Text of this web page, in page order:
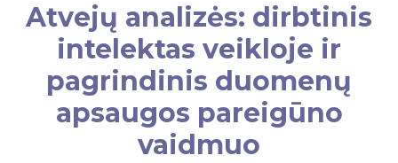
Atvejų analizės: dirbtinis
intelektas veikloje ir
pagrindinis duomenų
apsaugos pareigūno
vaidmuo